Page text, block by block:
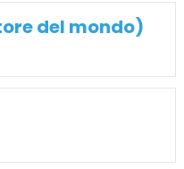
del mondo)